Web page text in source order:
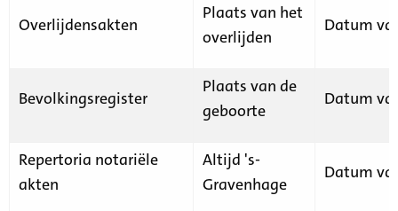
Overlijdensakten
Plaats van het
overlijden
Datum
Bevolkingsregister
Plaats van de
geboorte
Datum
Repertoria notariële
akten
Altijd 's-
Gravenhage
Datum